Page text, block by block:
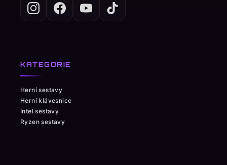
KATEGORIE
Herní sestavy
Herní klávesnice
Intel sestavy
Ryzen sestavy